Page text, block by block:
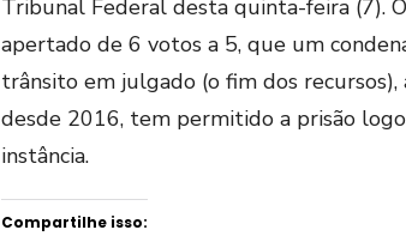
Tribunal Federal desta quinta-feira (7).
apertado de 6 votos a 5, que um
trânsito em julgado (o fim dos
desde 2016, tem permitido a prisão
instância.
Compartilhe isso: